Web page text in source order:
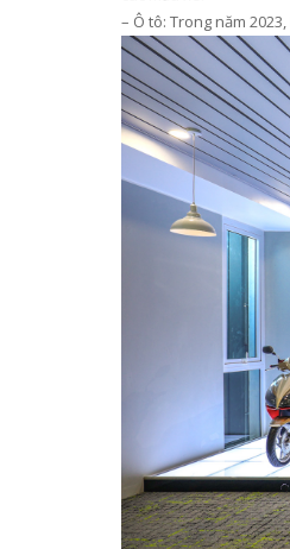
– Ô tô: Trong năm 2023,